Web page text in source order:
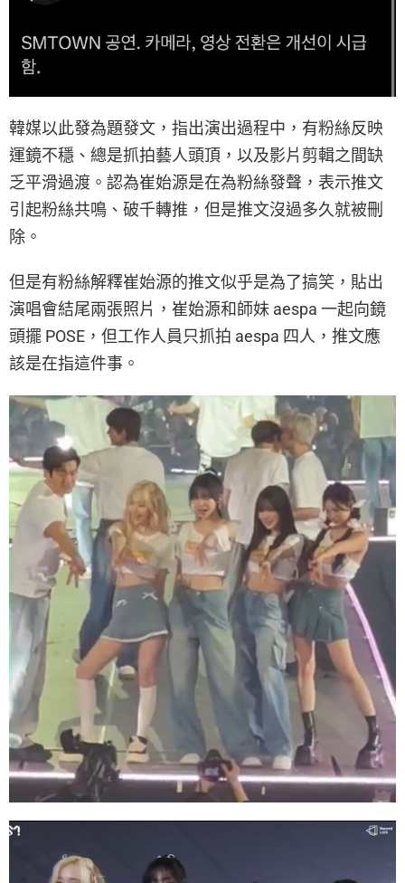
韓媒以此發為題發文，指出演出過程中，有粉絲反映
運鏡不穩、總是抓拍藝人頭頂，以及影片剪輯之間缺
乏平滑過渡。認為崔始源是在為粉絲發聲，表示推文
引起粉絲共鳴、破千轉推，但是推文沒過多久就被刪
除。
但是有粉絲解釋崔始源的推文似乎是為了搞笑，貼出
演唱會結尾兩張照片，崔始源和師妹 aespa 一起向鏡
頭擺 POSE，但工作人員只抓拍 aespa 四人，推文應
該是在指這件事。